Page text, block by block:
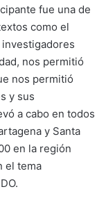
fue una de
como el
nos permitió
nos permitió
y sus
a cabo en todos
y Santa
en la región
el tema